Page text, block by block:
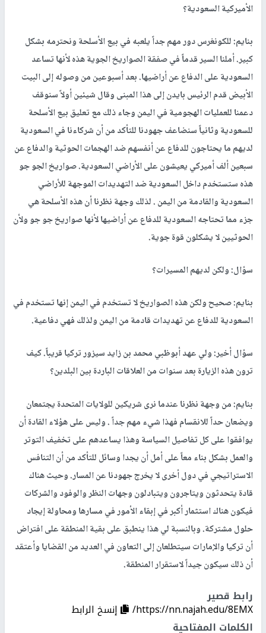
الأميركية السعودية؟
بنايم: للكونغرس دور مهم جداً يلعبه في بيع الأسلحة ونحترمه بشكل
كبير. أملنا السير قدماً في صفقة الصواريخ الجوية هذه لأنها تساعد
السعودية على الدفاع عن أراضيها. بعد أسبوعين من وصوله إلى البيت
الأبيض قدم الرئيس بايدن إلى هذا المبنى وقال شيئين أولاً سنوقف
دعمنا للعمليات الهجومية في اليمن وجاء ذلك مع تعليق بيع الأسلحة
للسعودية وثانياً سنضاعف جهودنا للتأكد من أن شركاءنا في السعودية
لديهم ما يحتاجون للدفاع عن أنفسهم ضد الهجمات الحوثية والدفاع عن
سبعين ألف أميركي يعيشون على الأراضي السعودية. صواريخ الجو جو
هذه ستستخدم داخل السعودية ضد التهديدات الموجهة للأراضي
السعودية والقادمة من اليمن . لذلك وجهة نظرنا أن هذه الأسلحة هي
جزء مما تحتاجه السعودية للدفاع عن أراضيها لأنها صواريخ جو جو ولأن
الحوثيين لا يشكلون قوة جوية.
سؤال: ولكن لديهم المسيرات؟
بنايم: صحيح ولكن هذه الصواريخ لا تستخدم في اليمن إنها تستخدم في
السعودية للدفاع عن تهديدات قادمة من اليمن ولذلك فهي دفاعية.
سؤال أخير: ولي عهد أبوظبي محمد بن زايد سيزور تركيا قريباً. كيف
ترون هذه الزيارة بعد سنوات من العلاقات الباردة بين البلدين؟
بنايم: من وجهة نظرنا عندما نرى شريكين للولايات المتحدة يجتمعان
ويضعان حداً للانقسام فهذا شيء مهم جداً . وليس على هؤلاء القادة أن
يوافقوا على كل تفاصيل السياسة وهذا يساعدهم على تخفيف التوتر
والعمل بشكل بناء معاً على أمل أن يجدا وسائل للتأكد من أن التنافس
الاستراتيجي في دول أخرى لا يخرج جهودنا عن المسار. وحيث هناك
قادة يتحدثون ويتاجرون ويتبادلون وجهات النظر والوفود والشركات
فيكون هناك استثمار أكبر في إبقاء الأمور في مسارها ومحاولة إيجاد
حلول مشتركة. وبالنسبة لي هذا ينطبق على بقية المنطقة على افتراض
أن تركيا والإمارات سيتطلعان إلى التعاون في العديد من القضايا وأعتقد
أن ذلك سيكون جيداً لاستقرار المنطقة.
رابط قصير
https://nn.najah.edu/8EMX/
إنسخ الرابط
الكلمات المفتاحية